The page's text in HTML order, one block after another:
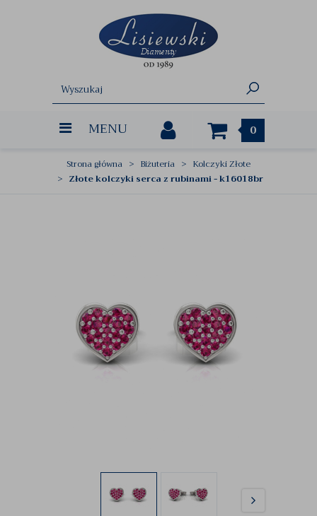
MENU 0
Strona główna Biżuteria
Kolczyki Złote
Złote kolczyki serca z rubinami - k16018br